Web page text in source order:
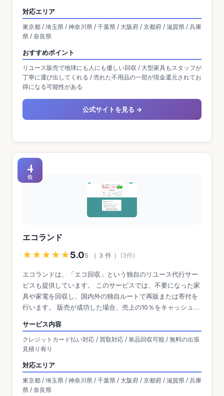
対応エリア
東京都 / 埼玉県 / 神奈川県 / 千葉県 / 大阪府 / 京都府 / 滋賀県 / 兵庫
県 / 奈良県
おすすめポイント
リユース販売で地球にも人にも優しい回収 / 大型家具もスタッフが
丁寧に運び出してくれる / 売れた不用品の一部が現金還元されてお
得になる可能性がある
公式サイトを見る →
4
位
エコランド
★★★★★5.05 （ 3 件 ） (3件)
エコランドは、「エコ回収」という独自のリユース代行サー
ビスも提供しています。 このサービスでは、不要になった家
具や家電を回収し、国内外の独自ルートで再販または寄付を
行います。 販売が成功した場合、売上の10％をキャッシュバ
の搬出もスタッフが対応するため、利用者の負担が少なく、
環境にも配慮したサービスを提供しています。
サービス内容
クレジットカード払い対応 / 買取対応 / 単品回収可能 / 無料の出張
見積り有り
対応エリア
東京都 / 埼玉県 / 神奈川県 / 千葉県 / 大阪府 / 京都府 / 滋賀県 / 兵庫
県 / 奈良県